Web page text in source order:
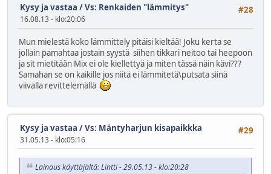
#28
Kysy ja vastaa /Vs: Renkaiden "lämmitys"
16.08.13 - klo:20:06
Mun mielestä koko lämmittely pitäisi kieltää! Joku kerta se
jollain pamahtaa jostain syystä siihen tikkari neitoo tai heepoon
ja sit mietitään Mix ei ole kiellettyä ja miten tässä näin kävi???
Samahan se on kaikille jos niitä ei lämmitetä\putsata siinä
viivalla revittelemällä
#29
Kysy ja vastaa /Vs: Mäntyharjun kisapaikkka
31.05.13 - klo:05:16
Lainaus käyttäjältä: Lintti - 29.05.13 - klo:20:28